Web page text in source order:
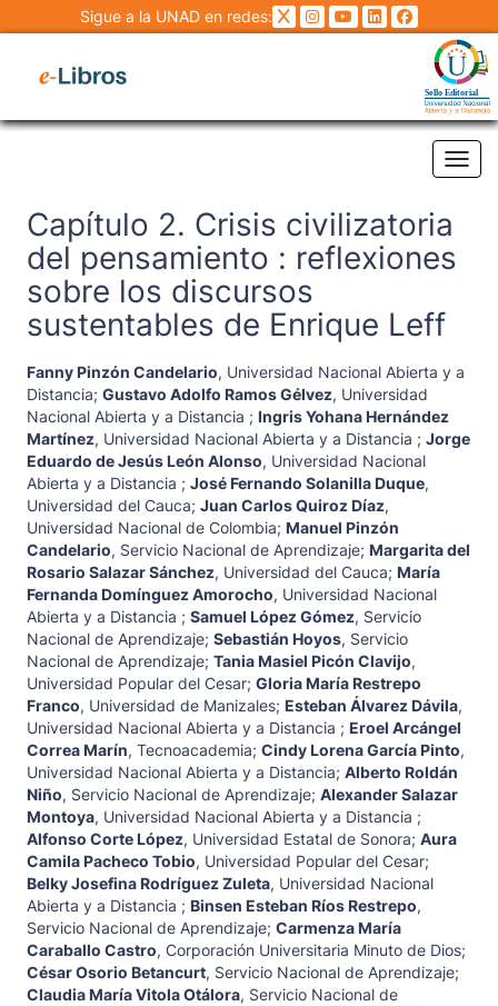
Sigue a la UNAD en redes:
Capítulo 2. Crisis civilizatoria
del pensamiento : reflexiones
sobre los discursos
sustentables de Enrique Leff
Fanny Pinzón Candelario, Universidad Nacional Abierta y a
Distancia; Gustavo Adolfo Ramos Gélvez, Universidad
Nacional Abierta y a Distancia ; Ingris Yohana Hernández
Martínez, Universidad Nacional Abierta y a Distancia ; Jorge
Eduardo de Jesús León Alonso, Universidad Nacional
Abierta y a Distancia ; José Fernando Solanilla Duque,
Universidad del Cauca; Juan Carlos Quiroz Díaz,
Universidad Nacional de Colombia; Manuel Pinzón
Candelario, Servicio Nacional de Aprendizaje; Margarita del
Rosario Salazar Sánchez, Universidad del Cauca; María
Fernanda Domínguez Amorocho, Universidad Nacional
Abierta y a Distancia ; Samuel López Gómez, Servicio
Nacional de Aprendizaje; Sebastián Hoyos, Servicio
Nacional de Aprendizaje; Tania Masiel Picón Clavijo,
Universidad Popular del Cesar; Gloria María Restrepo
Franco, Universidad de Manizales; Esteban Álvarez Dávila,
Universidad Nacional Abierta y a Distancia ; Eroel Arcángel
Correa Marín, Tecnoacademia; Cindy Lorena García Pinto,
Universidad Nacional Abierta y a Distancia; Alberto Roldán
Niño, Servicio Nacional de Aprendizaje; Alexander Salazar
Montoya, Universidad Nacional Abierta y a Distancia ;
Alfonso Corte López, Universidad Estatal de Sonora; Aura
Camila Pacheco Tobio, Universidad Popular del Cesar;
Belky Josefina Rodríguez Zuleta, Universidad Nacional
Abierta y a Distancia ; Binsen Esteban Ríos Restrepo,
Servicio Nacional de Aprendizaje; Carmenza María
Caraballo Castro, Corporación Universitaria Minuto de Dios;
César Osorio Betancurt, Servicio Nacional de Aprendizaje;
Claudia María Vitola Otálora, Servicio Nacional de